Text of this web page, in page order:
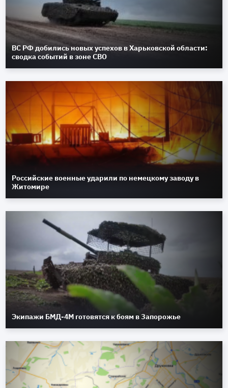
ВС РФ добились новых успехов в Харьковской области:
сводка событий в зоне СВО
Российские военные ударили по немецкому заводу в
Житомире
Экипажи БМД-4М готовятся к боям в Запорожье